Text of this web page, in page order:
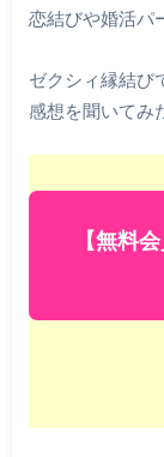
恋結びや婚活パ
ゼクシィ縁結び
感想を聞いてみ
【無料